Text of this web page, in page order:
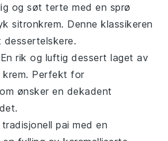
og søtterte med en sprø
sitronkrem. Denne klassikeren
dessertelskere.
rik og luftigdessert laget av
Perfekt for
ønsker en dekadent
tradisjonellpai med en